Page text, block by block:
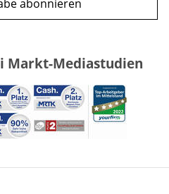
abonnieren
Markt-Mediastudien